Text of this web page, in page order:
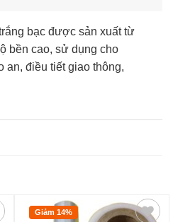
bạc được sản xuất từ
bền cao, sử dụng cho
an, điều tiết giao thông,
Giảm 14%